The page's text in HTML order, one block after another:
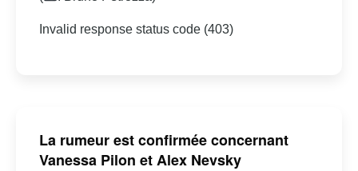
Invalid response status code (403)
La rumeur est confirmée concernant
Vanessa Pilon et Alex Nevsky